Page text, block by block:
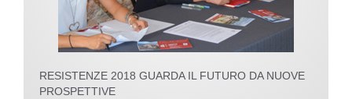
RESISTENZE 2018 GUARDA IL FUTURO DA NUOVE
PROSPETTIVE